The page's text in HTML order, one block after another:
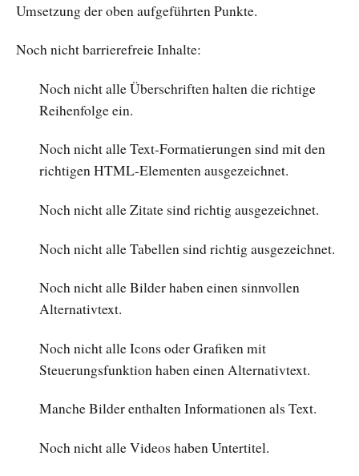
Umsetzung der oben aufgeführten Punkte.
Noch nicht barrierefreie Inhalte:
Noch nicht alle Überschriften halten die richtige
Reihenfolge ein.
Noch nicht alle Text-Formatierungen sind mit den
richtigen HTML-Elementen ausgezeichnet.
Noch nicht alle Zitate sind richtig ausgezeichnet.
Noch nicht alle Tabellen sind richtig ausgezeichnet.
Noch nicht alle Bilder haben einen sinnvollen
Alternativtext.
Noch nicht alle Icons oder Grafiken mit
Steuerungsfunktion haben einen Alternativtext.
Manche Bilder enthalten Informationen als Text.
Noch nicht alle Videos haben Untertitel.